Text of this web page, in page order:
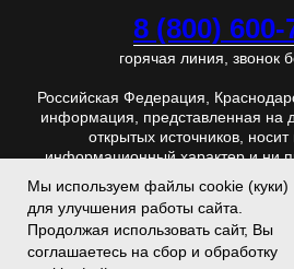
8 (800) 600-
горячая линия, звонок
Российская Федерация,
информация, представленная на
открытых источников,
информационный характер и ни
является публичной
персональную информацию с
безусловно соглашаетесь с
Мы используем файлы cookie (куки)
для улучшения работы сайта.
Продолжая использовать сайт, Вы
соглашаетесь на сбор и обработку